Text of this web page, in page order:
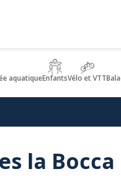
aquatiqueEnfantsVélo et VTT
la Bocca